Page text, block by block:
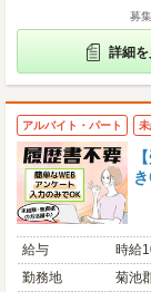
募
詳細を
アルバイト・パート
給与
時給
勤務地
菊池